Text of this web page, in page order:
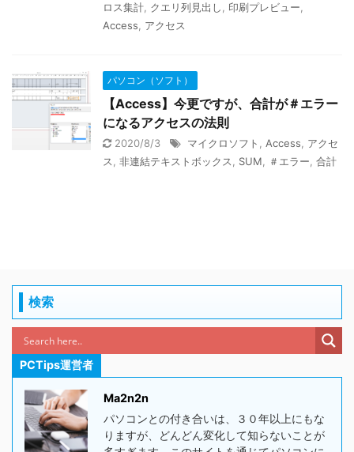
ロス集計 クエリ列見出し 印刷プレビュー
Access
アクセス
パソコン（ソフト）
【Access】今更ですが、合計が＃エラー
になるアクセスの法則
2020/8/3 マイクロソフト Access
アクセ
ス
非連結テキストボックス SUM ＃エラー 合計
検索
PCTips運営者
Ma2n2n
パソコンとの付き合いは、３０年以上にもな
りますが、どんどん変化して知らないことが